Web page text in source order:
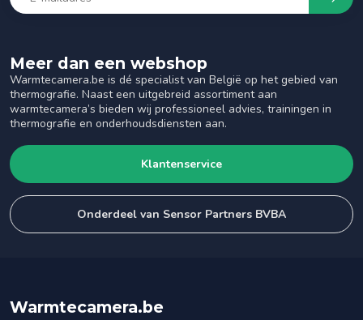
Meer dan een webshop
Warmtecamera.be is dé specialist van België op het gebied van
thermografie. Naast een uitgebreid assortiment aan
warmtecamera’s bieden wij professioneel advies, trainingen in
thermografie en onderhoudsdiensten aan.
Klantenservice
Onderdeel van Sensor Partners BVBA
Warmtecamera.be